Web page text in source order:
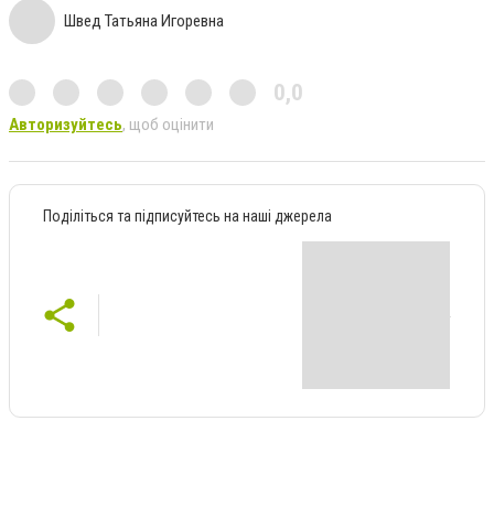
Швед Татьяна Игоревна
0,0
Авторизуйтесь, щоб оцінити
Поділіться та підписуйтесь на наші джерела